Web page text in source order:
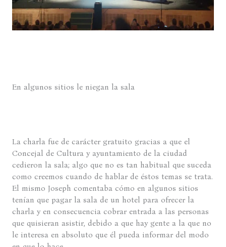
En algunos sitios le niegan la sala
La charla fue de carácter gratuito gracias a que el
Concejal de Cultura y ayuntamiento de la ciudad
cedieron la sala; algo que no es tan habitual que suceda
como creemos cuando de hablar de éstos temas se trata.
El mismo Joseph comentaba cómo en algunos sitios
tenían que pagar la sala de un hotel para ofrecer la
charla y en consecuencia cobrar entrada a las personas
que quisieran asistir, debido a que hay gente a la que no
le interesa en absoluto que él pueda informar del modo